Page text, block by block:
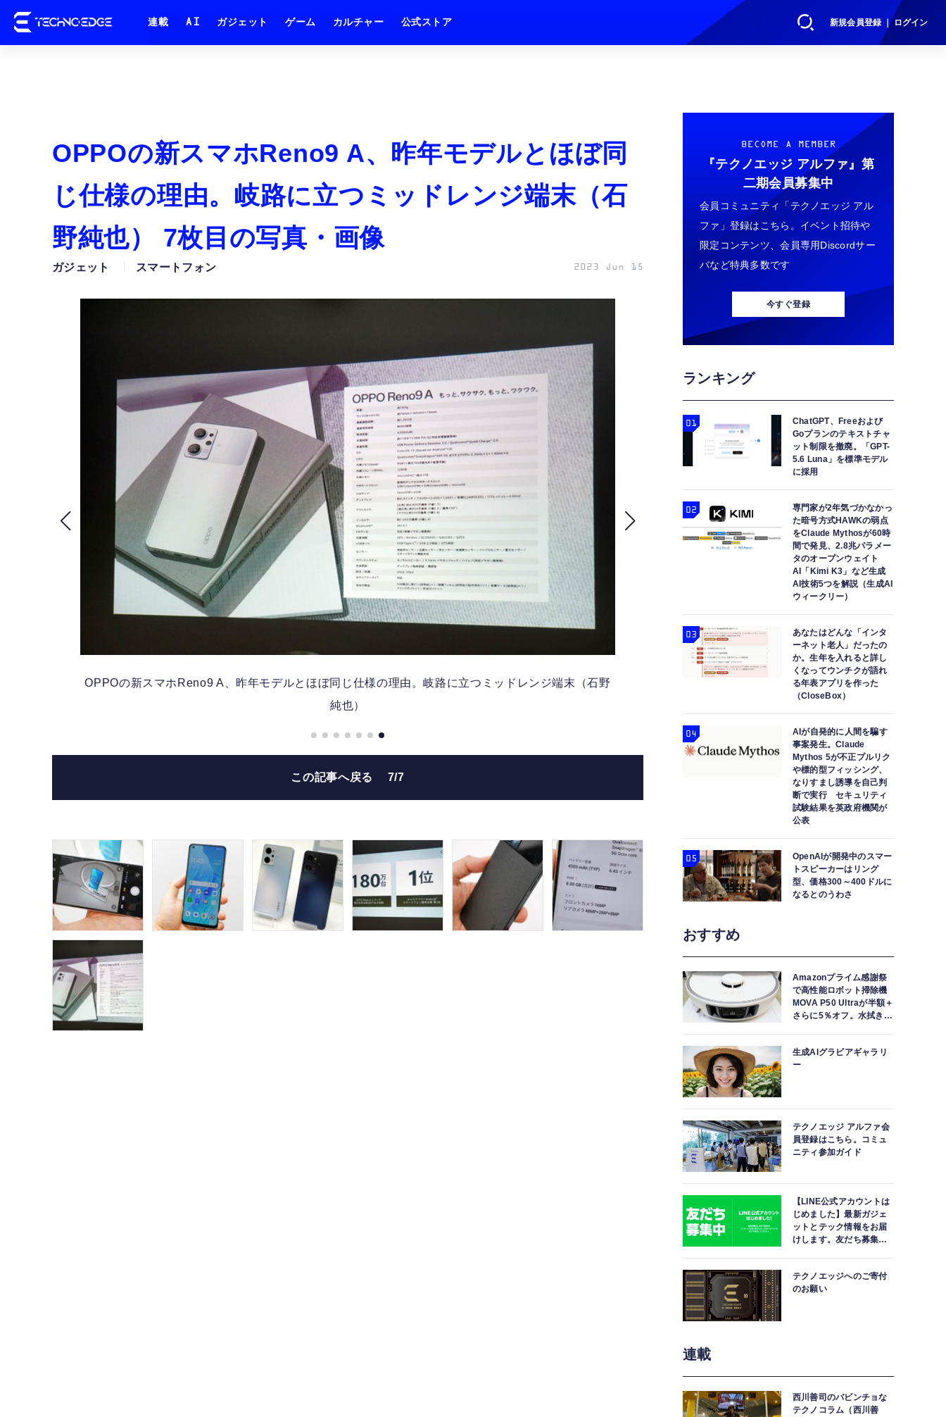
新規会員登録 ｜ ログイン
連載 AI ガジェット ゲーム カルチャー 公式ストア
OPPOの新スマホReno9 A、昨年モデルとほぼ同
じ仕様の理由。岐路に立つミッドレンジ端末（石
野純也） 7枚目の写真・画像
ガジェット スマートフォン 2023 Jun 15
OPPOの新スマホReno9 A、昨年モデルとほぼ同じ仕様の理由。岐路に立つミッドレンジ端末（石野
純也）
OPPOの新スマホReno9 A、昨年モデルとほぼ同
この記事へ戻る 7/7
BECOME A MEMBER
『テクノエッジ アルファ』 第
二期会員募集中
会員コミュニティ「テクノエッジ アル
ファ」登録はこちら。イベント招待や
限定コンテンツ、会員専用Discordサー
バなど特典多数です
今すぐ登録
ランキング
ChatGPT、Freeおよび
Goプランのテキストチャ
ット制限を撤廃。「GPT-
5.6 Luna」を標準モデル
に採用
専門家が2年気づかなかっ
た暗号方式HAWKの弱点
をClaude Mythosが60時
間で発見、2.8兆パラメー
タのオープンウェイト
AI「Kimi K3」など生成
AI技術5つを解説（生成AI
ウィークリー）
あなたはどんな「インタ
ーネット老人」だったの
か。生年を入れると詳し
くなってウンチクが語れ
る年表アプリを作った
（CloseBox）
AIが自発的に人間を騙す
事案発生。Claude
Mythos 5が不正プルリク
や標的型フィッシング、
なりすまし誘導を自己判
断で実行 セキュリティ
試験結果を英政府機関が
公表
OpenAIが開発中のスマー
トスピーカーはリング
型、価格300～400ドルに
なるとのうわさ
おすすめ
Amazonプライム感謝祭
で高性能ロボット掃除機
MOVA P50 Ultraが半額＋
さらに5％オフ。水拭きモ
生成AIグラビアギャラリ
ー
テクノエッジ アルファ会
員登録はこちら。コミュ
ニティ参加ガイド
【LINE公式アカウントは
じめました】最新ガジェ
ットとテック情報をお届
けします。友だち募集
テクノエッジへのご寄付
のお願い
連載
西川善司のバビンチョな
テクノコラム（西川善